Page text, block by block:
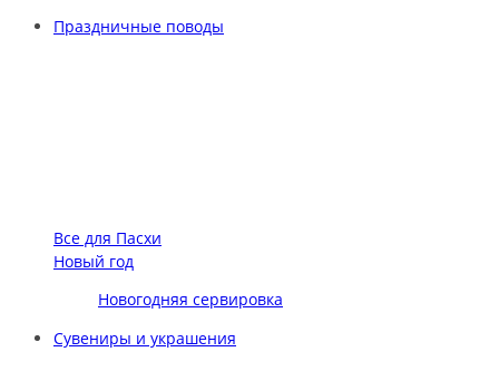
Праздничные поводы
Все для Пасхи
Новый год
Новогодняя сервировка
Сувениры и украшения